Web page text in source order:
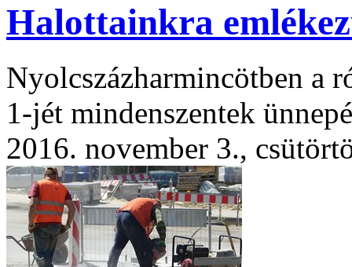
Halottainkra
Nyolcszázharmincötben a
1-jét mindenszentek
2016. november 3.,